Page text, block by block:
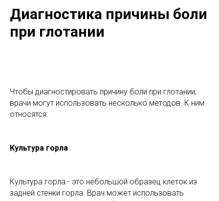
Диагностика причины боли
при глотании
Чтобы диагностировать причину боли при глотании,
врачи могут использовать несколько методов. К ним
относятся:
Культура горла
Культура горла - это небольшой образец клеток из
задней стенки горла. Врач может использовать